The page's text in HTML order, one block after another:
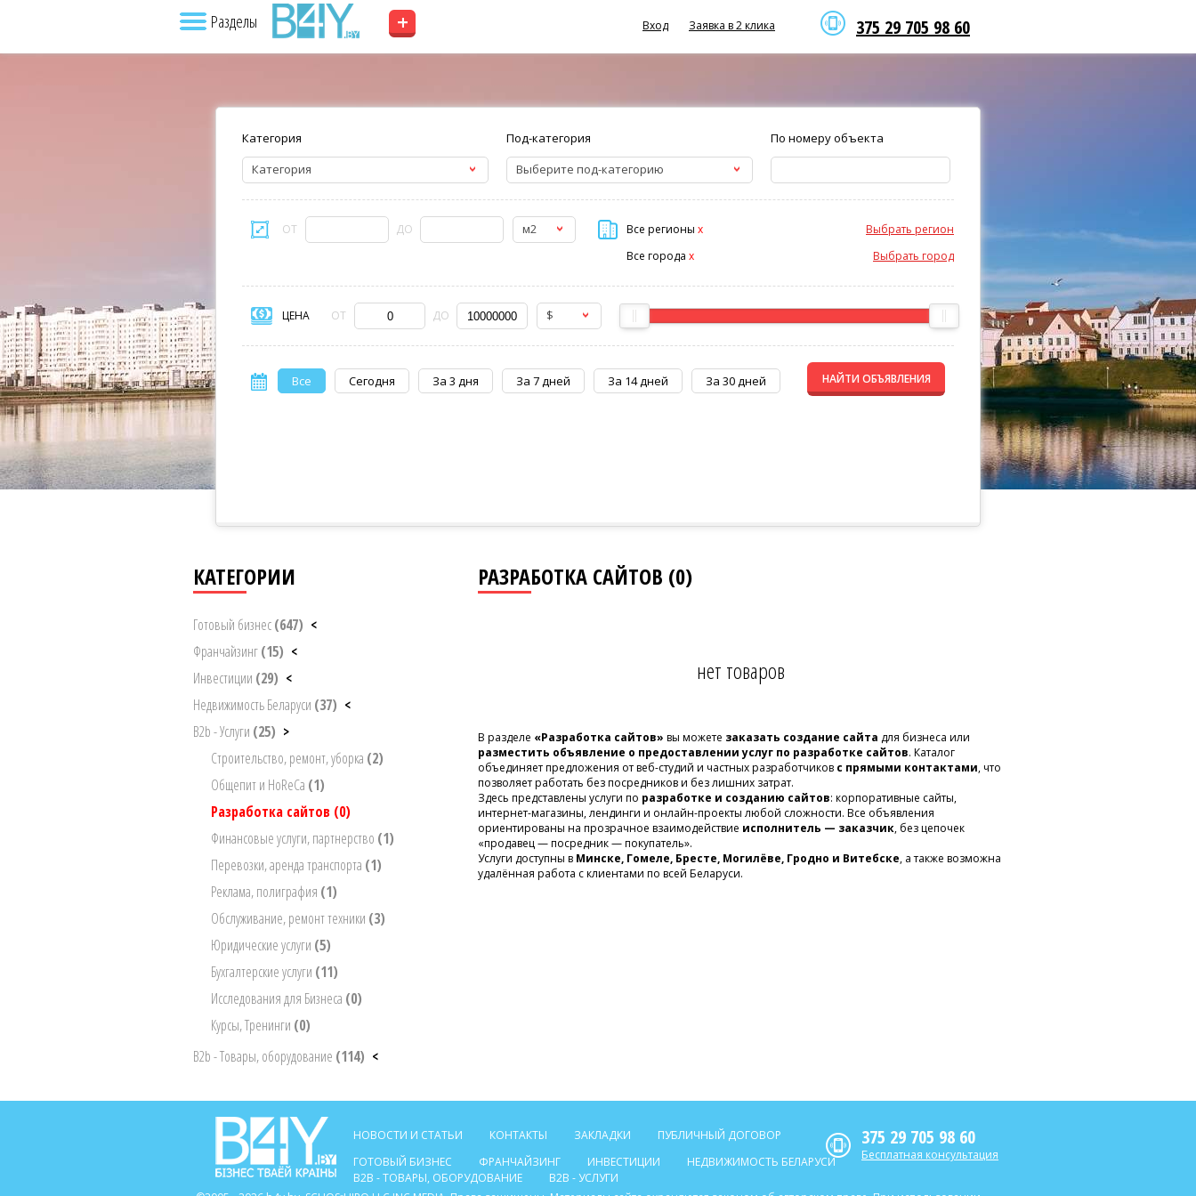
Разделы + 375 29 705 98 60
Вход Заявка в 2 клика
Категория
Категория
Под-категория
Выберите под-категорию
По номеру объекта
ОТ ДО м2 Все регионы Выбрать регион
x
Все города
Выбрать город
x
ЦЕНА ОТ ДО $
Все Сегодня За 3 дня За 7 дней За 14 дней За 30 дней НАЙТИ ОБЪЯВЛЕНИЯ
КАТЕГОРИИ
Готовый бизнес(647) <
Франчайзинг(15) <
Инвестиции (29) <
Недвижимость Беларуси (37) <
B2b - Услуги (25) >
Строительство, ремонт, уборка (2)
Общепит и HoReCa (1)
Разработка сайтов (0)
Финансовые услуги, партнерство (1)
Перевозки, аренда транспорта (1)
Реклама, полиграфия (1)
Обслуживание, ремонт техники (3)
Юридические услуги (5)
Бухгалтерские услуги (11)
Исследования для Бизнеса (0)
Курсы, Тренинги (0)
B2b - Товары, оборудование (114) <
РАЗРАБОТКА САЙТОВ (0)
нет товаров
В разделе «Разработка сайтов» вы можете заказать создание сайта для бизнеса или
разместить объявление о предоставлении услуг по разработке сайтов. Каталог
объединяет предложения от веб-студий и частных разработчиков с прямыми контактами, что
позволяет работать без посредников и без лишних затрат.
Здесь представлены услуги по разработке и созданию сайтов: корпоративные сайты,
интернет-магазины, лендинги и онлайн-проекты любой сложности. Все объявления
ориентированы на прозрачное взаимодействие исполнитель — заказчик, без цепочек
«продавец — посредник — покупатель».
Услуги доступны в Минске, Гомеле, Бресте, Могилёве, Гродно и Витебске, а также возможна
удалённая работа с клиентами по всей Беларуси.
НОВОСТИ И СТАТЬИ КОНТАКТЫ ЗАКЛАДКИ
ПУБЛИЧНЫЙ ДОГОВОР
ГОТОВЫЙ БИЗНЕС
ФРАНЧАЙЗИНГ ИНВЕСТИЦИИ
НЕДВИЖИМОСТЬ БЕЛАРУСИ
B2B - ТОВАРЫ, ОБОРУДОВАНИЕ
B2B - УСЛУГИ
375 29 705 98 60
Бесплатная консультация